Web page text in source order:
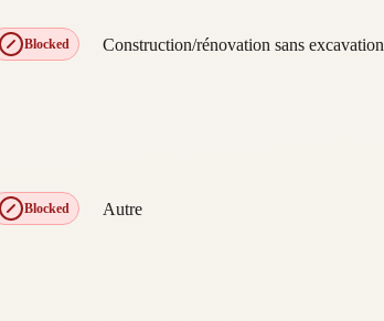
Blocked Construction/rénovation sans excavation
Blocked Autre